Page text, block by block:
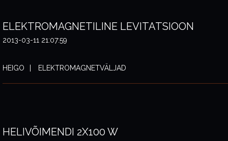
ELEKTROMAGNETILINE LEVITATSIOON
2013-03-11 21:07:59
HEIGO ELEKTROMAGNETVÄLJAD
HELIVÕIMENDI 2X100 W